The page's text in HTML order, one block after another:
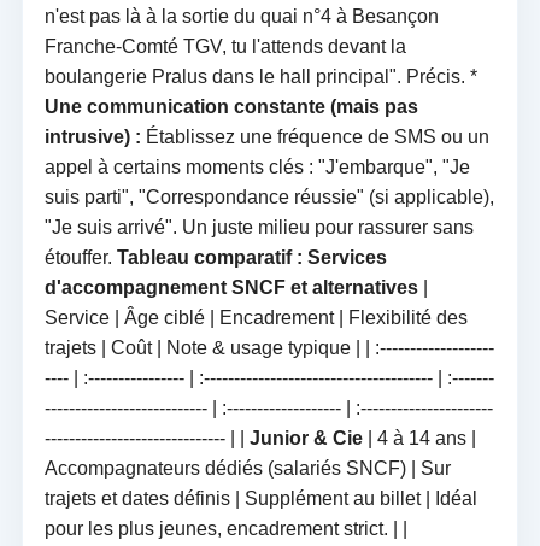
n'est pas là à la sortie du quai n°4 à Besançon
Franche-Comté TGV, tu l'attends devant la
boulangerie Pralus dans le hall principal". Précis. *
Une communication constante (mais pas
intrusive) : Établissez une fréquence de SMS ou un
appel à certains moments clés : "J'embarque", "Je
suis parti", "Correspondance réussie" (si applicable),
"Je suis arrivé". Un juste milieu pour rassurer sans
étouffer. Tableau comparatif : Services
d'accompagnement SNCF et alternatives|
Service | Âge ciblé | Encadrement | Flexibilité des
trajets | Coût | Note & usage typique | | :-------------------
---- | :---------------- | :-------------------------------------- | :-------
--------------------------- | :------------------- | :----------------------
------------------------------ | | Junior & Cie| 4 à 14 ans |
Accompagnateurs dédiés (salariés SNCF) | Sur
trajets et dates définis | Supplément au billet | Idéal
pour les plus jeunes, encadrement strict. | |